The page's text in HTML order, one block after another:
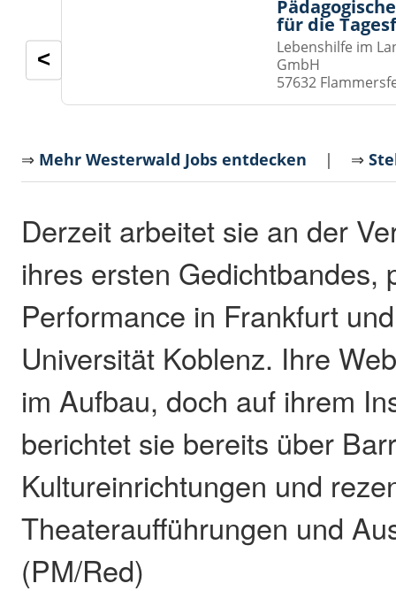
für die
Lebenshilfe im
GmbH
57632
<
⇒ Mehr Westerwald Jobs entdecken | ⇒
Derzeit arbeitet sie an der
ihres ersten Gedichtbandes,
Performance in Frankfurt
Universität Koblenz. Ihre
im Aufbau, doch auf ihrem
berichtet sie bereits über
Kultureinrichtungen und
Theateraufführungen und
(PM/Red)